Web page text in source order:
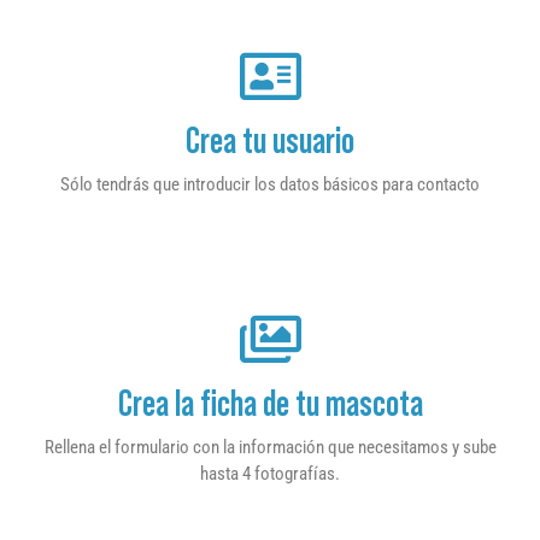
Crea tu usuario
Sólo tendrás que introducir los datos básicos para contacto
Crea la ficha de tu mascota
Rellena el formulario con la información que necesitamos y sube
hasta 4 fotografías.